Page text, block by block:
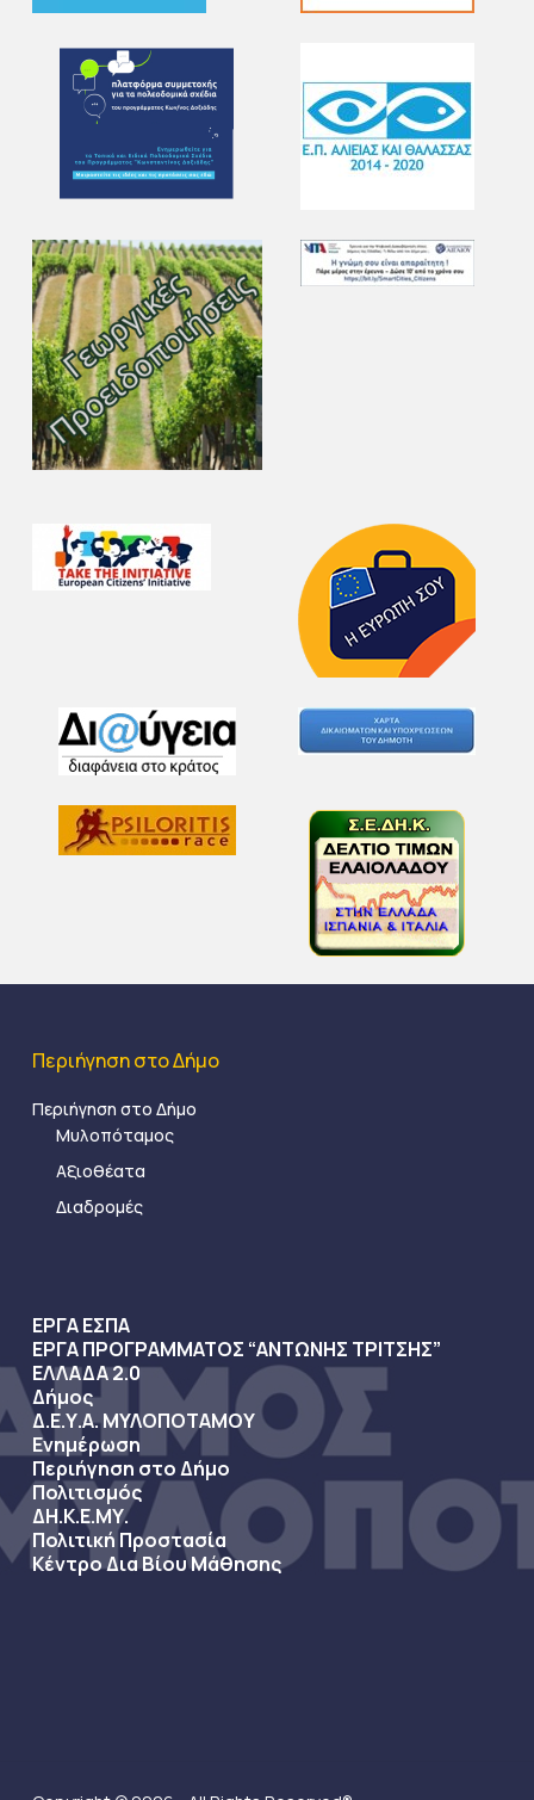
Περιήγηση στο Δήμο
Περιήγηση στο Δήμο
Μυλοπόταμος
Αξιοθέατα
Διαδρομές
ΕΡΓΑ ΕΣΠΑ
ΕΡΓΑ ΠΡΟΓΡΑΜΜΑΤΟΣ “ΑΝΤΩΝΗΣ ΤΡΙΤΣΗΣ”
ΕΛΛΑΔΑ 2.0
Δήμος
Δ.Ε.Υ.Α. ΜΥΛΟΠΟΤΑΜΟΥ
Ενημέρωση
Περιήγηση στο Δήμο
Πολιτισμός
ΔΗ.Κ.Ε.ΜΥ.
Πολιτική Προστασία
Κέντρο Δια Βίου Μάθησης